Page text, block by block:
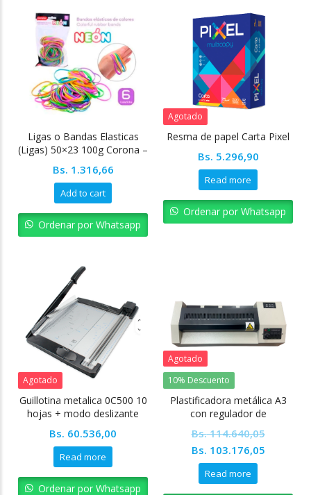
Ligas o Bandas Elasticas
(Ligas) 50×23 100g Corona –
Bs. 1.316,66
Add to cart
Ordenar por Whatsapp
Agotado
Resma de papel Carta Pixel
Bs. 5.296,90
Read more
Ordenar por Whatsapp
Agotado
Guillotina metalica 0C500 10
hojas + modo deslizante
Bs. 60.536,00
Read more
Ordenar por Whatsapp
Agotado
10% Descuento
Plastificadora metálica A3
con regulador de
Bs.114.640,05
Original
price
was:
Bs. 103.176,05Current
Read more